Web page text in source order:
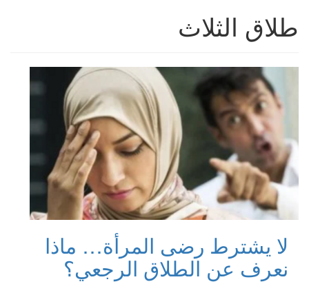
طلاق الثلاث
لا يشترط رضى المرأة… ماذا
نعرف عن الطلاق الرجعي؟